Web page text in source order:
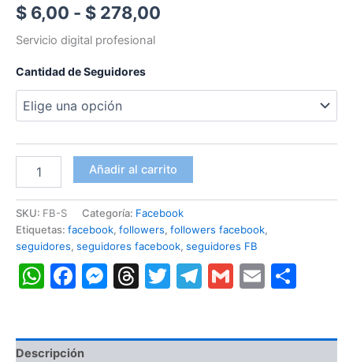
$ 6,00 - $ 278,00
desde
$ 6,00
hasta
$ 278,00
Servicio digital profesional
Cantidad de Seguidores
Seguidores
Páginas
de
Facebook
Posicionamiento
Digital
cantidad
Añadir al carrito
SKU: FB-S Categoría: Facebook
Etiquetas: facebook, followers, followers facebook,
seguidores, seguidores facebook, seguidores FB
WhatsApp
Facebook
Messenger
Threads
Twitter
Telegram
Gmail
Email
Descripción